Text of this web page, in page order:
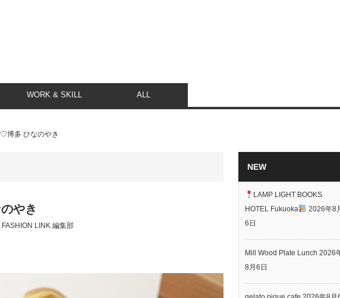
WORK & SKILL ALL
博多 ひなのやき
やき
FASHION LINK 編集部
NEW
LAMP LIGHT BOOKS
HOTEL Fukuoka
2026年8
6日
Mill Wood Plate Lunch 2026
8月6日